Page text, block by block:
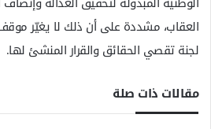
العقاب، مشددة على أن ذلك لا يغيّر
لجنة تقصي الحقائق والقرار المنشئ لها.
مقالات ذات صلة